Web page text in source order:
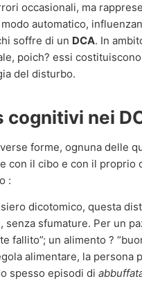
occasionali, ma
automatico,
soffre di un DCA. In
poich? essi
del disturbo.
cognitivi nei
forme, ognuna delle
con il cibo e con il proprio
:
dicotomico, questa
sfumature. Per un
fallito”; un alimento ?
alimentare, la persona
spesso episodi di